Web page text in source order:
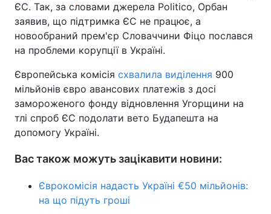
ЄС. Так, за словами джерела Politico, Орбан
заявив, що підтримка ЄС не працює, а
новообраний прем'єр Словаччини Фіцо послався
на проблеми корупції в Україні.
Європейська комісія схвалила виділення 900
мільйонів євро авансових платежів з досі
замороженого фонду відновлення Угорщини на
тлі спроб ЄС подолати вето Будапешта на
допомогу Україні.
Вас також можуть зацікавити новини:
Єврокомісія надасть Україні €50 мільйонів:
на що підуть гроші